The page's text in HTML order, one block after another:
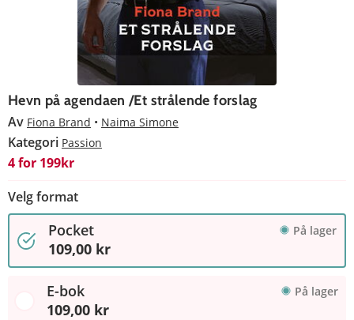
Hevn på agendaen /Et strålende forslag
Av Fiona Brand Naima Simone
Kategori Passion
4 for 199kr
Velg format
Pocket På lager
109,00 kr
E-bok På lager
109,00 kr